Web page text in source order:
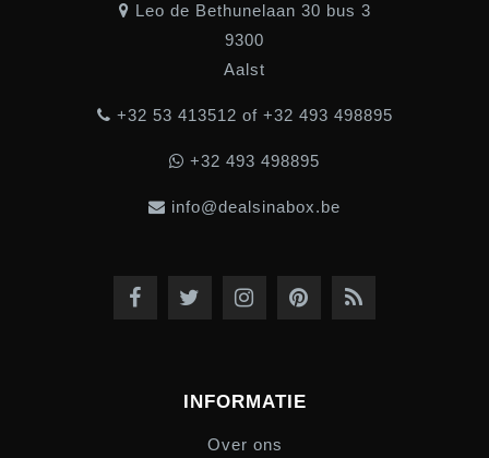
Leo de Bethunelaan 30 bus 3
9300
Aalst
+32 53 413512 of +32 493 498895
+32 493 498895
info@dealsinabox.be
INFORMATIE
Over ons